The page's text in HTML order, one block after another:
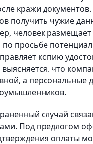
кражи
получить чужие
человек
по просьбе
копию
что
а персональные
случай
Под предлогом
оплаты